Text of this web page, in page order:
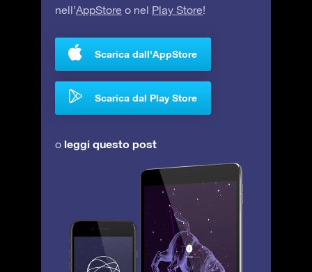
nell’AppStore o nel Play Store!
Scarica dall'AppStore
Scarica dal Play Store
o leggi questo post